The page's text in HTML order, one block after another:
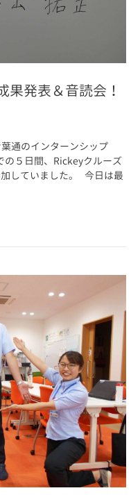
果発表＆音読会！
通のインターンシップ
５日間、Rickeyクルーズ
していました。 今日は最